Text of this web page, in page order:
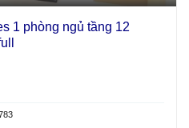
1 phòng ngủ tầng 12